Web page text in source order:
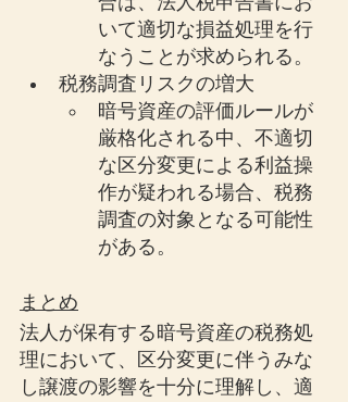
いて適切な損益処理を行
なうことが求められる。
税務調査リスクの増大
暗号資産の評価ルールが
厳格化される中、不適切
な区分変更による利益操
作が疑われる場合、税務
調査の対象となる可能性
がある。
まとめ
法人が保有する暗号資産の税務処
理において、区分変更に伴うみな
し譲渡の影響を十分に理解し、適